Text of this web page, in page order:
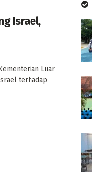
Israel,
Luar
terhadap